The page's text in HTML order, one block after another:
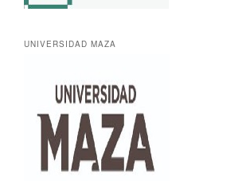
UNIVERSIDAD MAZA